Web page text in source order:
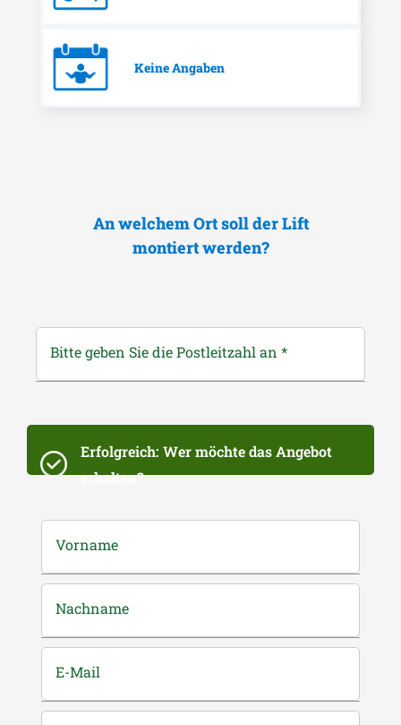
Keine Angaben
An welchem Ort soll der Lift
montiert werden?
Bitte geben Sie die Postleitzahl an *
Erfolgreich: Wer möchte das Angebot
erhalten?
Vorname
Nachname
E-Mail